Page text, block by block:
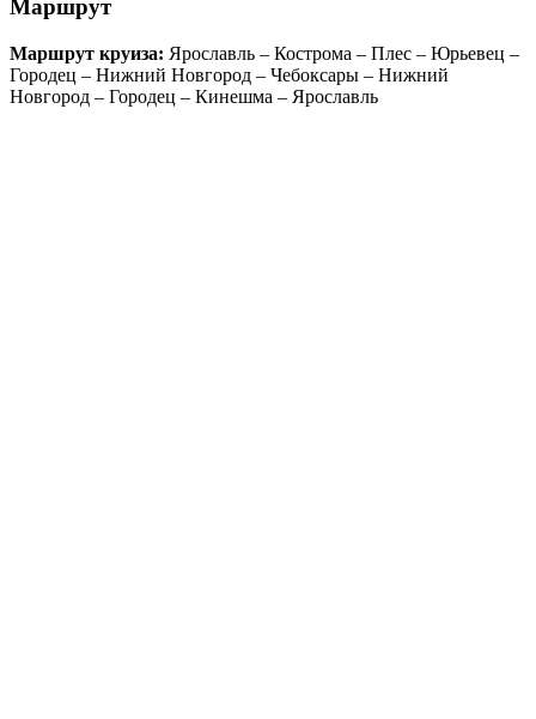
Маршрут
Маршрут круиза: Ярославль – Кострома – Плес – Юрьевец –
Городец – Нижний Новгород – Чебоксары – Нижний
Новгород – Городец – Кинешма – Ярославль